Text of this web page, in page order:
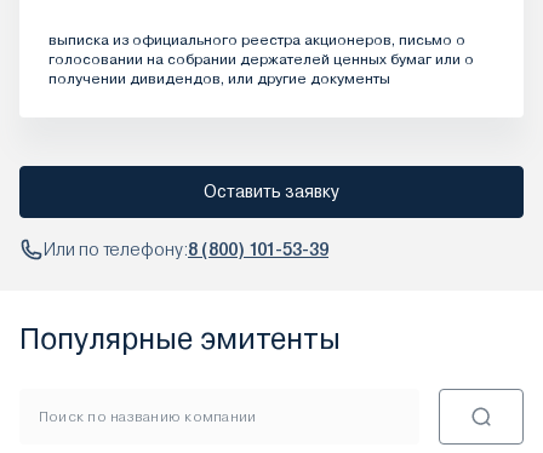
выписка из официального реестра акционеров, письмо о
голосовании на собрании держателей ценных бумаг или о
получении дивидендов, или другие документы
Оставить заявку
Или по телефону:8 (800) 101-53-39
Популярные эмитенты